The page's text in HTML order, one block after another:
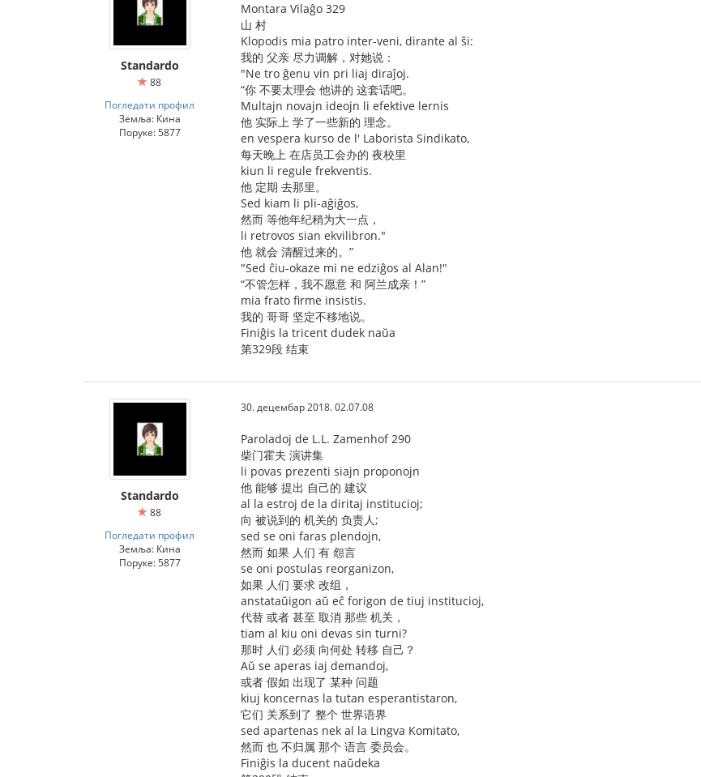
Standardo
88
Погледати профил
Земља: Кина
Поруке: 5877
Montara Vilaĝo 329
山 村
Klopodis mia patro inter-veni, dirante al ŝi:
我的 父亲 尽力调解，对她说：
"Ne tro ĝenu vin pri liaj diraĵoj.
“你 不要太理会 他讲的 这套话吧。
Multajn novajn ideojn li efektive lernis
他 实际上 学了一些新的 理念。
en vespera kurso de l' Laborista Sindikato,
每天晚上 在店员工会办的 夜校里
kiun li regule frekventis.
他 定期 去那里。
Sed kiam li pli-aĝiĝos,
然而 等他年纪稍为大一点，
li retrovos sian ekvilibron."
他 就会 清醒过来的。”
"Sed ĉiu-okaze mi ne edziĝos al Alan!"
“不管怎样，我不愿意 和 阿兰成亲！”
mia frato firme insistis.
我的 哥哥 坚定不移地说。
Finiĝis la tricent dudek naŭa
第329段 结束
Standardo
88
Погледати профил
Земља: Кина
Поруке: 5877
30. децембар 2018. 02.07.08
Paroladoj de L.L. Zamenhof 290
柴门霍夫 演讲集
li povas prezenti siajn proponojn
他 能够 提出 自己的 建议
al la estroj de la diritaj institucioj;
向 被说到的 机关的 负责人;
sed se oni faras plendojn,
然而 如果 人们 有 怨言
se oni postulas reorganizon,
如果 人们 要求 改组，
anstataŭigon aŭ eĉ forigon de tiuj institucioj,
代替 或者 甚至 取消 那些 机关，
tiam al kiu oni devas sin turni?
那时 人们 必须 向何处 转移 自己？
Aŭ se aperas iaj demandoj,
或者 假如 出现了 某种 问题
kiuj koncernas la tutan esperantistaron,
它们 关系到了 整个 世界语界
sed apartenas nek al la Lingva Komitato,
然而 也 不归属 那个 语言 委员会。
Finiĝis la ducent naŭdeka